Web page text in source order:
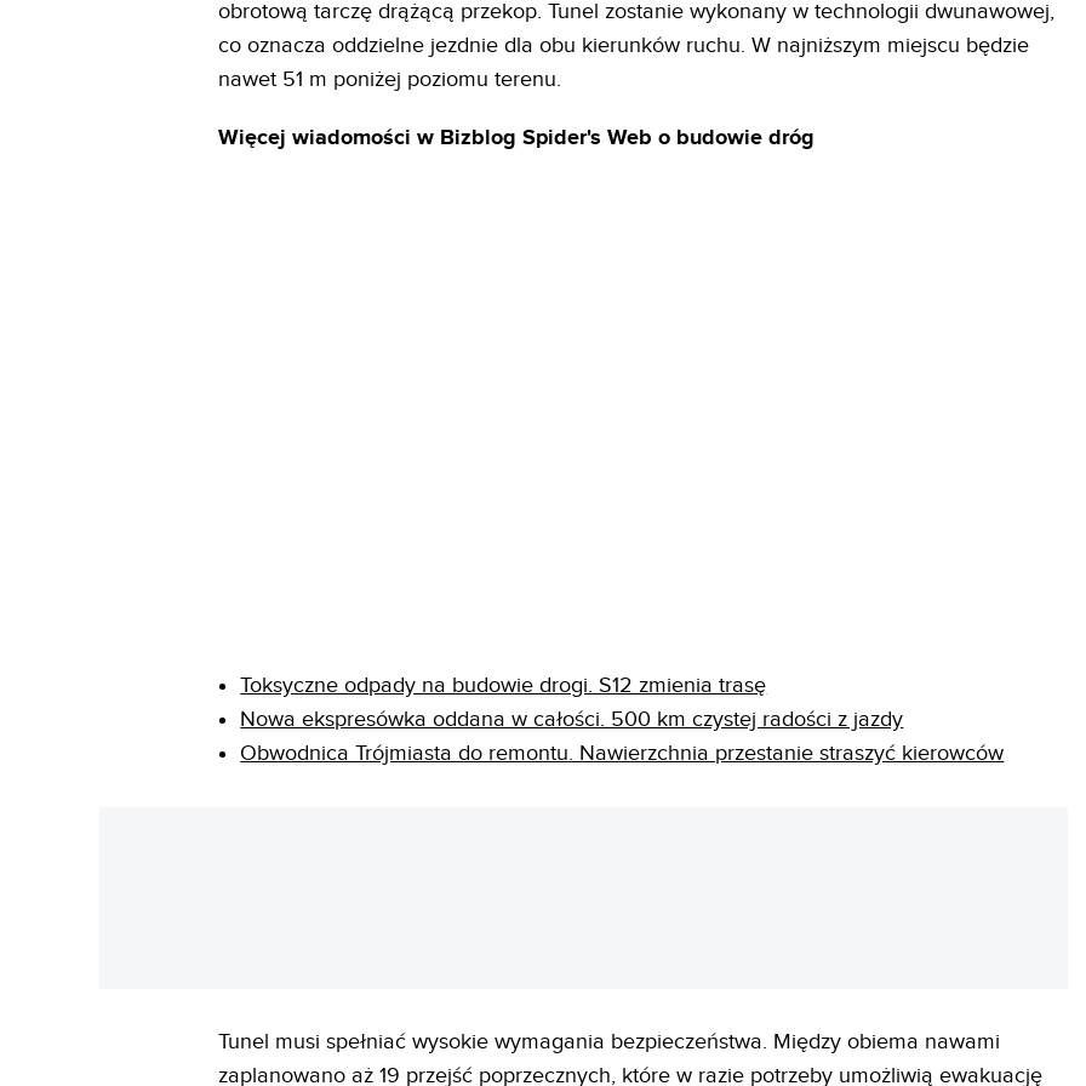
obrotową tarczę drążącą przekop. Tunel zostanie wykonany w technologii dwunawowej,
co oznacza oddzielne jezdnie dla obu kierunków ruchu. W najniższym miejscu będzie
nawet 51 m poniżej poziomu terenu.
Więcej wiadomości w Bizblog Spider's Web o budowie dróg
Toksyczne odpady na budowie drogi. S12 zmienia trasę
Nowa ekspresówka oddana w całości. 500 km czystej radości z jazdy
Obwodnica Trójmiasta do remontu. Nawierzchnia przestanie straszyć kierowców
Tunel musi spełniać wysokie wymagania bezpieczeństwa. Między obiema nawami
zaplanowano aż 19 przejść poprzecznych, które w razie potrzeby umożliwią ewakuację